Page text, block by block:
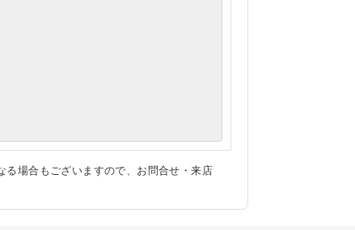
場合もございますので、お問合せ・来店